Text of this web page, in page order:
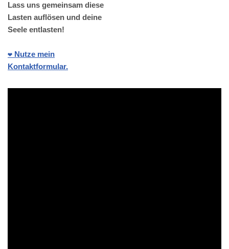
Lass uns gemeinsam diese
Lasten auflösen und deine
Seele entlasten!
❤️ Nutze mein
Kontaktformular.